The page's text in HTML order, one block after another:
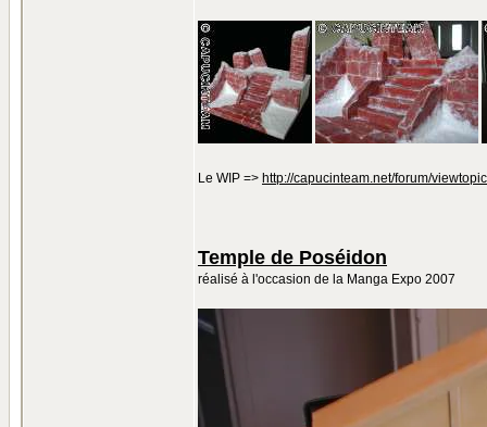
Le WIP => http://capucinteam.net/forum/
Temple de Poséidon
réalisé à l'occasion de la Manga Expo 2007